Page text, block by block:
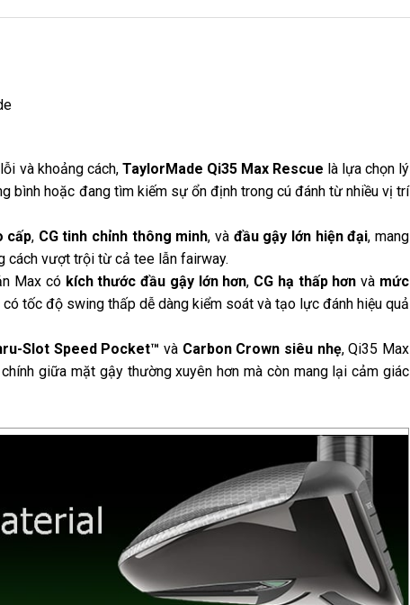
và khoảng cách, TaylorMade Qi35 Max Rescue là lựa chọn lý
bình hoặc đang tìm kiếm sự ổn định trong cú đánh từ nhiều vị trí
cấp, CG tinh chỉnh thông minh, và đầu gậy lớn hiện đại, mang
cách vượt trội từ cả tee lẫn fairway.
Max có kích thước đầu gậy lớn hơn, CG hạ thấp hơn và mức
tốc độ swing thấp dễ dàng kiểm soát và tạo lực đánh hiệu quả
Slot Speed Pocket™ và Carbon Crown siêu nhẹ, Qi35 Max
giữa mặt gậy thường xuyên hơn mà còn mang lại cảm giác